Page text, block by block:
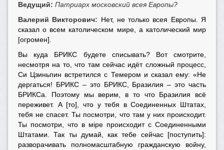
Ведущий: Патриарх московский всея Европы?
Валерий Викторович: Нет, не только всея Европы. Я
сказал о всем католическом мире, а католический мир
[огромен].
Вы куда БРИКС будете списывать? Вот смотрите,
несмотря на то, что там сейчас идёт сложный процесс,
Си Цзиньпин встретился с Темером и сказал ему: «Не
дергаться! БРИКС – это БРИКС, Бразилия – это часть
БРИКСа. Поэтому мы верим, в то что Бразилия всё
переживет. А [то], что у тебя в Соединенных Штатах,
тебя не спасет. Ты посмотри, что там у них происходит.
Ты посмотри, что в мiре происходит с Соединенными
Штатами. Так ты думай, как тебе сейчас [поступить]:
разворачивать полномасштабную гражданскую войну,